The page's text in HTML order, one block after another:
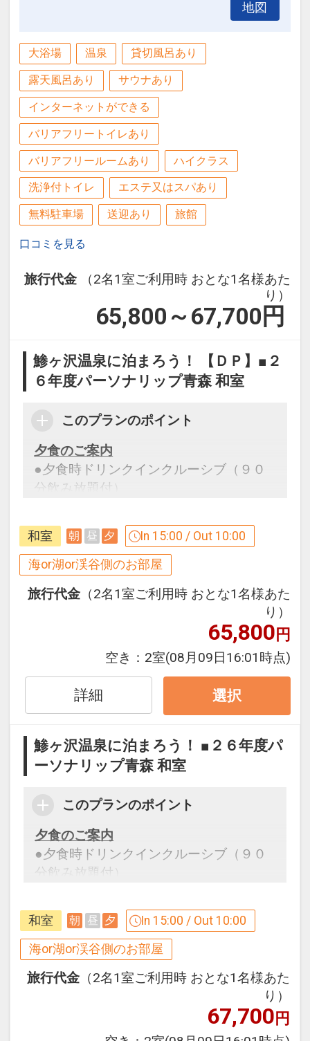
地図
大浴場 温泉 貸切風呂あり
露天風呂あり サウナあり
インターネットができる
バリアフリートイレあり
バリアフリールームあり ハイクラス
洗浄付トイレ エステ又はスパあり
無料駐車場 送迎あり 旅館
口コミを見る
旅行代金
（2名1室ご利用時 おとな1名様あた
り）
65,800～67,700 円
鯵ヶ沢温泉に泊まろう！ 【ＤＰ】■２
６年度パーソナリップ青森 和室
このプランのポイント
夕食のご案内
●夕食時ドリンクインクルーシブ（９０
分飲み放題付）
モ」欄、またはご予約後マイページ」に
必要な旨とご希望時間を、ご記入くださ
い。
いただけない場合がございます。
設定期間：2026年4月1日～2027年3月
インターネットコース番号：DP-1-
17266935
和室 朝 昼 夕 In 15:00 / Out 10:00
海or湖or渓谷側のお部屋
旅行代金 （2名1室ご利用時 おとな1名様あた
り）
65,800円
空き： 2室(08月09日16:01時点)
詳細 選択
鯵ヶ沢温泉に泊まろう！ ■２６年度パ
ーソナリップ青森 和室
このプランのポイント
夕食のご案内
●夕食時ドリンクインクルーシブ（９０
分飲み放題付）
モ」欄、またはご予約後マイページ」に
必要な旨とご希望時間を、ご記入くださ
い。
いただけない場合がございます。
設定期間：2026年4月1日～2027年3月
和室 朝 昼 夕 In 15:00 / Out 10:00
海or湖or渓谷側のお部屋
旅行代金 （2名1室ご利用時 おとな1名様あた
り）
67,700円